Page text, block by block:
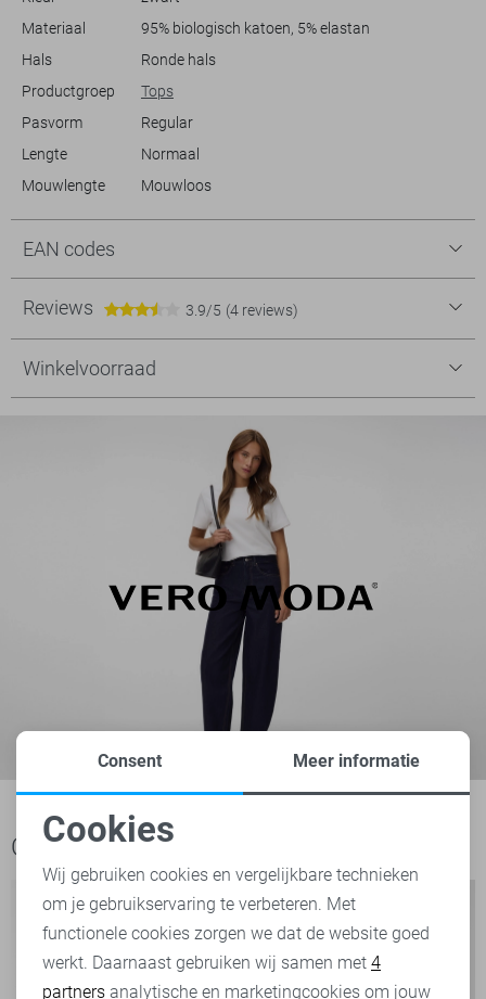
Materiaal
95% biologisch katoen, 5% elastan
Hals
Ronde hals
Productgroep
Tops
Pasvorm
Regular
Lengte
Normaal
Mouwlengte
Mouwloos
EAN codes
Reviews 3.9/5 (4 reviews)
Winkelvoorraad
Ook het bekijken waard
Noodzakelijke cookies
Personalisatie cookies
Analytische cookies
Consent Meer informatie
Cookies
Wij gebruiken cookies en vergelijkbare technieken
om je gebruikservaring te verbeteren. Met
functionele cookies zorgen we dat de website goed
werkt. Daarnaast gebruiken wij samen met 4
partners analytische en marketingcookies om jouw